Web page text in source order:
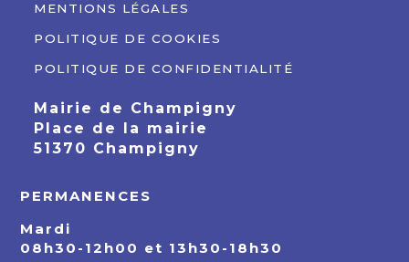
MENTIONS LÉGALES
POLITIQUE DE COOKIES
POLITIQUE DE CONFIDENTIALITÉ
Mairie de Champigny
Place de la mairie
51370 Champigny
PERMANENCES
Mardi
08h30-12h00 et 13h30-18h30